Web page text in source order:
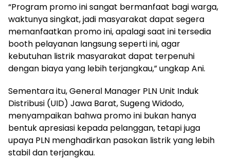
“Program promo ini sangat bermanfaat bagi warga,
waktunya singkat, jadi masyarakat dapat segera
memanfaatkan promo ini, apalagi saat ini tersedia
booth pelayanan langsung seperti ini, agar
kebutuhan listrik masyarakat dapat terpenuhi
dengan biaya yang lebih terjangkau,” ungkap Ani.
Sementara itu, General Manager PLN Unit Induk
Distribusi (UID) Jawa Barat, Sugeng Widodo,
menyampaikan bahwa promo ini bukan hanya
bentuk apresiasi kepada pelanggan, tetapi juga
upaya PLN menghadirkan pasokan listrik yang lebih
stabil dan terjangkau.